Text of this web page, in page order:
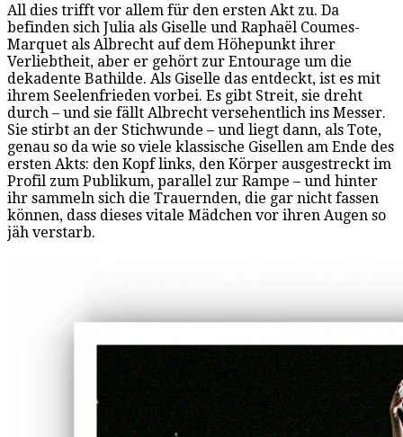
All dies trifft vor allem für den ersten Akt zu. Da
befinden sich Julia als Giselle und Raphaël Coumes-
Marquet als Albrecht auf dem Höhepunkt ihrer
Verliebtheit, aber er gehört zur Entourage um die
dekadente Bathilde. Als Giselle das entdeckt, ist es mit
ihrem Seelenfrieden vorbei. Es gibt Streit, sie dreht
durch – und sie fällt Albrecht versehentlich ins Messer.
Sie stirbt an der Stichwunde – und liegt dann, als Tote,
genau so da wie so viele klassische Gisellen am Ende des
ersten Akts: den Kopf links, den Körper ausgestreckt im
Profil zum Publikum, parallel zur Rampe – und hinter
ihr sammeln sich die Trauernden, die gar nicht fassen
können, dass dieses vitale Mädchen vor ihren Augen so
jäh verstarb.